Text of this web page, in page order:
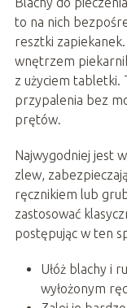
to na nich
resztki
wnętrzem
z użyciem tabletki.
przypalenia bez
prętów.
Najwygodniej jest
zlew,
ręcznikiem lub
zastosować
postępując w ten
Ułóż blachy i
wyłożonym